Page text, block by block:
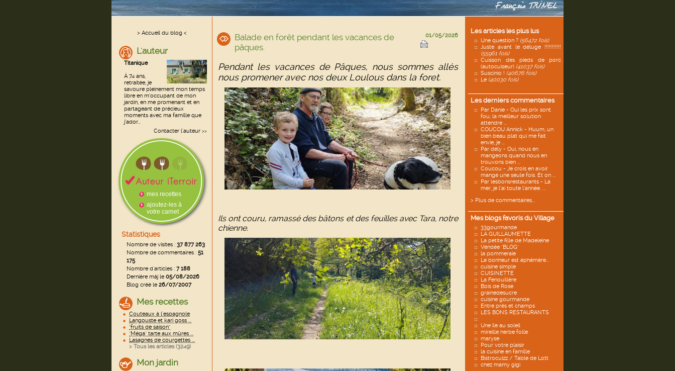
Les articles les plus lus
Une question ? (56472 fois)
Juste avant le déluge !!!!!!!!!!!
(55961 fois)
Cuisson des pieds de porc
(autocuiseur) (41037 fois)
Suscinio ! (40676 fois)
Le (40030 fois)
Les derniers commentaires
Par Danie - Oui les prix sont
fou, la meilleur solution
attendre ...
COUCOU Annick - Huum, un
bien beau plat qui me fait
envie, je ...
Par dely - Oui, nous en
mangeons quand nous en
trouvons bien ...
Coucou - Je crois en avoir
mangé une seule fois. Et on ...
Par lesbonsrestaurants - La
mer, je l’ai toute l’année. ...
> Plus de commentaires...
Mes blogs favoris du Village
33gourmande
LA GUILLAUMETTE
La petite fille de Madeleine
Vendée "BLOG"
la pommeraie
Le bonheur est éphémère...
cuisine simple
CUISINETTE
La Fenouillère
Bois de Rose
grainedesucre
cuisine gourmande
Entre prés et champs
LES BONS RESTAURANTS
Une île au soleil
mireille herbe folle
maryse
Pour votre plaisir
la cuisine en famille
Bistrocuizz / Table de Lott
chez mamy gigi
> Accueil du blog <
L'auteur
Titanique
À 74 ans,
retraitée, je
savoure pleinement mon temps
libre en m’occupant de mon
jardin, en me promenant et en
partageant de précieux
moments avec ma famille que
j’ador...
Contacter l'auteur >>
mes recettes
ajoutez-les à
votre carnet
Statistiques
Nombre de visites : 37 877 263
Nombre de commentaires : 51
175
Nombre d'articles : 7 188
Dernière màj le05/08/2026
Blog créé le26/07/2007
Mes recettes
Couteaux à l'espagnole
Langouste et kari goss ...
"fruits de saison"
"Méga" tarte aux mûres ...
Lasagnes de courgettes ...
> Tous les articles (3249)
Mon jardin
Balade en forêt pendant les vacances de
pâques.
01/05/2026
Pendant les vacances de Pâques, nous sommes allés
nous promener avec nos deux Loulous dans la foret.
Ils ont couru, ramassé des bâtons et des feuilles avec Tara, notre
chienne.